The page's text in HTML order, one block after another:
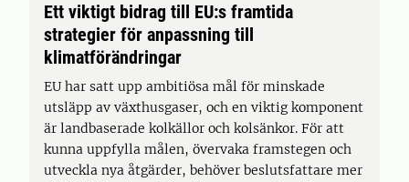
Ett viktigt bidrag till EU:s framtida
strategier för anpassning till
klimatförändringar
EU har satt upp ambitiösa mål för minskade
utsläpp av växthusgaser, och en viktig komponent
är landbaserade kolkällor och kolsänkor. För att
kunna uppfylla målen, övervaka framstegen och
utveckla nya åtgärder, behöver beslutsfattare mer